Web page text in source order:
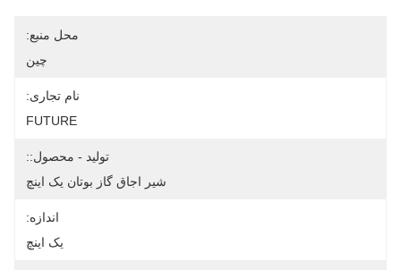
محل منبع:
چین
نام تجاری:
FUTURE
تولید - محصول::
شیر اجاق گاز بوتان یک اینچ
اندازه:
یک اینچ